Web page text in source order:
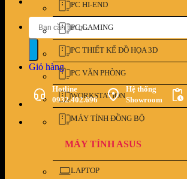
Tìm
kiếm:
Giỏ hàng
Hotline
0932.402.696
Hệ thống
Showroom
PC HI-END
PC GAMING
PC THIẾT KẾ ĐỒ HỌA 3D
PC VĂN PHÒNG
WORKSTATION
MÁY TÍNH ĐỒNG BỘ
MÁY TÍNH ASUS
LAPTOP